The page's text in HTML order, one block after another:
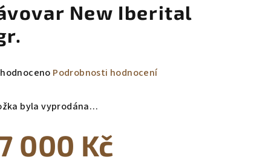
New Iberital
Podrobnosti hodnocení
byla vyprodána…
000 Kč